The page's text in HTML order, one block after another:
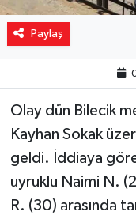
Paylaş
Olay dün Bilecik
Kayhan Sokak
geldi. İddiaya
uyruklu Naimi N.
R. (30) arasında